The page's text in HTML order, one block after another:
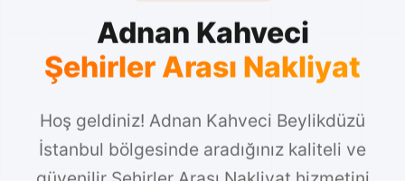
Adnan Kahveci
Şehirler Arası Nakliyat
İstanbul bölgesinde aradığınız kaliteli ve
güvenilir Şehirler Arası Nakliyat hizmetini